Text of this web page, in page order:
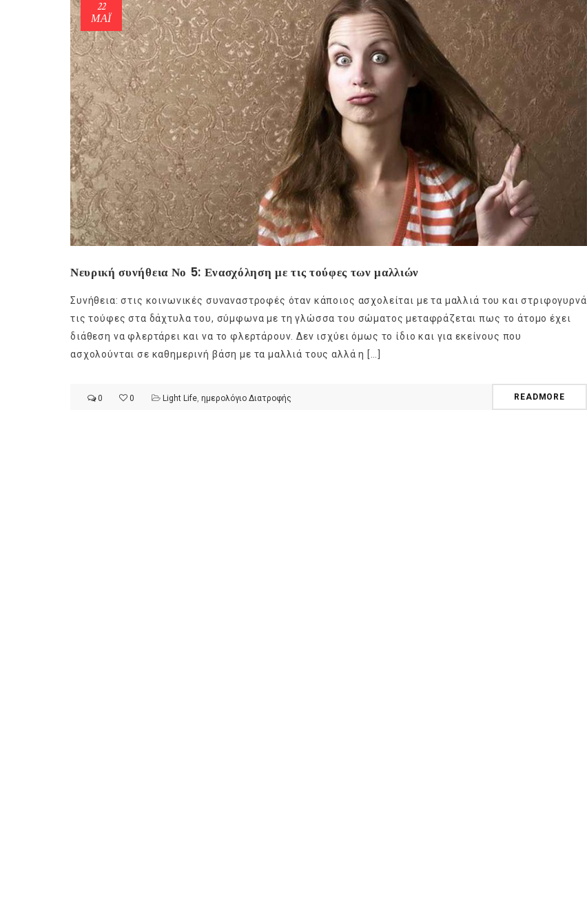
22
ΜΑΪ́
Νευρική συνήθεια Νο 5: Ενασχόληση με τις τούφες των μαλλιών
Συνήθεια: στις κοινωνικές συναναστροφές όταν κάποιος ασχολείται με τα μαλλιά του και στριφογυρνά
τις τούφες στα δάχτυλα του, σύμφωνα με τη γλώσσα του σώματος μεταφράζεται πως το άτομο έχει
διάθεση να φλερτάρει και να το φλερτάρουν. Δεν ισχύει όμως το ίδιο και για εκείνους που
ασχολούνται σε καθημερινή βάση με τα μαλλιά τους αλλά η […]
0 0 Light Life, ημερολόγιο Διατροφής READMORE